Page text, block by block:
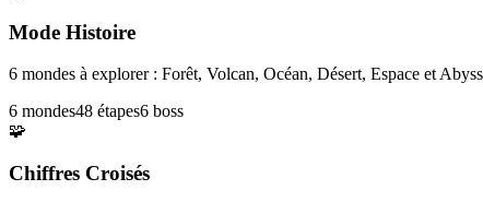
Mode Histoire
6 mondes à explorer : Forêt, Volcan, Océan, Désert, Espace et
6 mondes48 étapes6 boss
🧩
Chiffres Croisés